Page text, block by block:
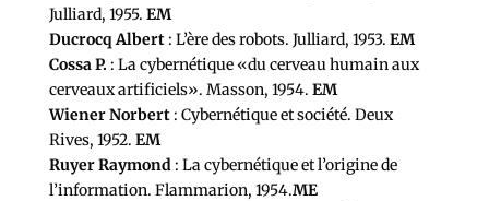
Julliard, 1955. EM
Ducrocq Albert: L’ère des robots. Julliard, 1953. EM
Cossa P. : La cybernétique «du cerveau humain aux
cerveaux artificiels». Masson, 1954. EM
Wiener Norbert: Cybernétique et société. Deux
Rives, 1952. EM
Ruyer Raymond: La cybernétique et l’origine de
l’information. Flammarion, 1954.ME